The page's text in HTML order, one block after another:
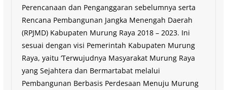
Perencanaan dan Penganggaran sebelumnya serta
Rencana Pembangunan Jangka Menengah Daerah
(RPJMD) Kabupaten Murung Raya 2018 – 2023. Ini
sesuai dengan visi Pemerintah Kabupaten Murung
Raya, yaitu ‘Terwujudnya Masyarakat Murung Raya
yang Sejahtera dan Bermartabat melalui
Pembangunan Berbasis Perdesaan Menuju Murung